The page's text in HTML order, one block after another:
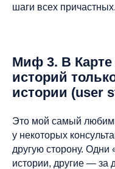
шаги всех причастных.
Миф 3. В Карте
историй
истории (user
Это мой самый
у некоторых
другую сторону. Одни
истории, другие —